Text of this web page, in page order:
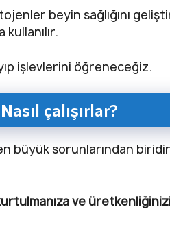
beyin sağlığını
işlevlerini öğreneceğiz.
çalışırlar?
büyük sorunlarından
ve üretkenliğinizi